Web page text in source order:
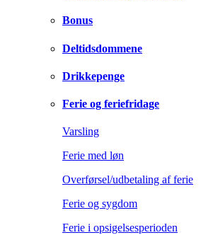
Bonus
Deltidsdommene
Drikkepenge
Ferie og feriefridage
Varsling
Ferie med løn
Overførsel/udbetaling af ferie
Ferie og sygdom
Ferie i opsigelsesperioden